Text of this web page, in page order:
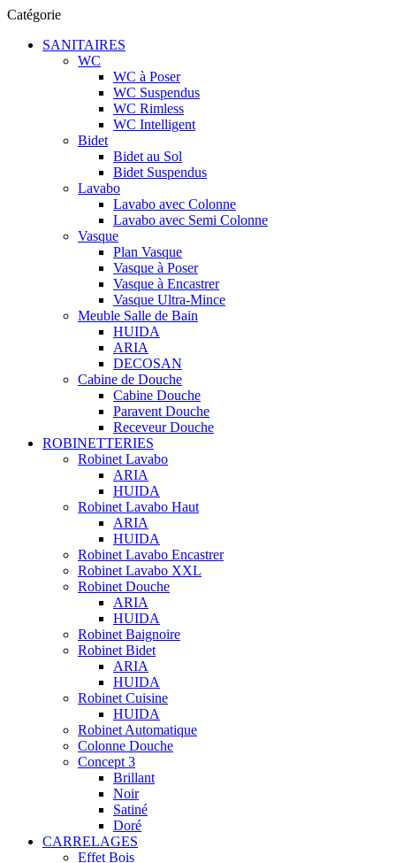
Catégorie
SANITAIRES
WC
WC à Poser
WC Suspendus
WC Rimless
WC Intelligent
Bidet
Bidet au Sol
Bidet Suspendus
Lavabo
Lavabo avec Colonne
Lavabo avec Semi Colonne
Vasque
Plan Vasque
Vasque à Poser
Vasque à Encastrer
Vasque Ultra-Mince
Meuble Salle de Bain
HUIDA
ARIA
DECOSAN
Cabine de Douche
Cabine Douche
Paravent Douche
Receveur Douche
ROBINETTERIES
Robinet Lavabo
ARIA
HUIDA
Robinet Lavabo Haut
ARIA
HUIDA
Robinet Lavabo Encastrer
Robinet Lavabo XXL
Robinet Douche
ARIA
HUIDA
Robinet Baignoire
Robinet Bidet
ARIA
HUIDA
Robinet Cuisine
HUIDA
Robinet Automatique
Colonne Douche
Concept 3
Brillant
Noir
Satiné
Doré
CARRELAGES
Effet Bois